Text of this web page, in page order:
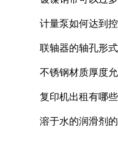
计量泵如何达到
联轴器的轴孔形
不锈钢材质厚度
复印机出租有哪
溶于水的润滑剂